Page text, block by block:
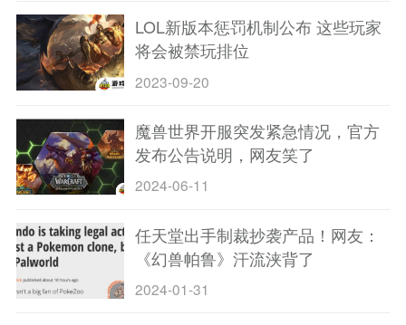
LOL新版本惩罚机制公布 这些玩家
将会被禁玩排位
2023-09-20
魔兽世界开服突发紧急情况，官方
发布公告说明，网友笑了
2024-06-11
任天堂出手制裁抄袭产品！网友：
《幻兽帕鲁》汗流浃背了
2024-01-31